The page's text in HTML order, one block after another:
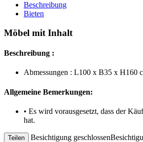
Beschreibung
Bieten
Möbel mit Inhalt
Beschreibung :
Abmessungen : L100 x B35 x H160
Allgemeine Bemerkungen:
• Es wird vorausgesetzt, dass der
hat.
Teilen Besichtigung geschlossen